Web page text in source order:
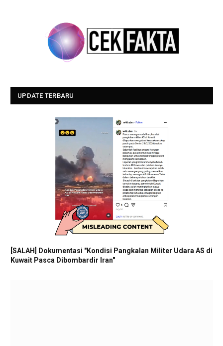
UPDATE TERBARU
[SALAH] Dokumentasi "Kondisi Pangkalan Militer Udara AS di
Kuwait Pasca Dibombardir Iran"